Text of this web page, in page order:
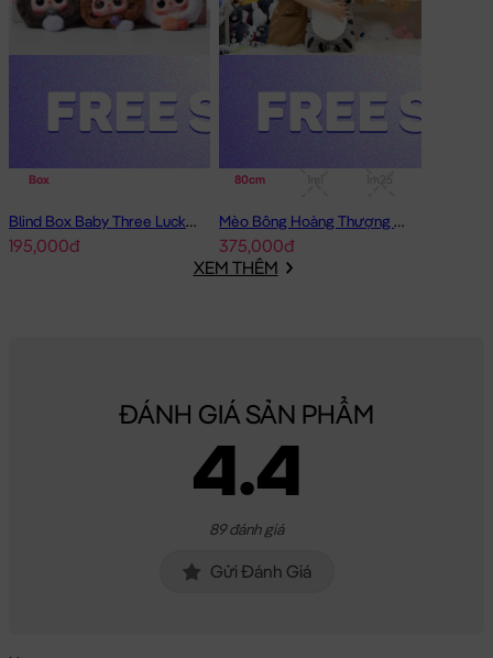
Mèo Bông Xám MIA lông mịn được thiết kế với 1 kích thước Gấu
Bông lớn nhỏ khác nhau: 60cm
Cách đo Size Gấu Bông:
Gấu Ngồi (có chân): được đo từ đầu đến mông + từ
mông đến chân (Theo chữ L)
lông cao cấp, bên trong Gấu được nhồi 100% gòn trắng đàn hồi
tinh khiết, giúp Mèo Bông Xám MIA lông mịn rất căng bông, êm
lập tức bạn sẽ được tích lũy điểm =
giá trị đơn hàng đã mua
cho lần mua kế tiếp.
Đặc biệt, với số điện thoại đã đăng ký, Gấu Bông của
bạn mua sẽ được bảo hành đường chỉ may trọn đời tại Shop.
Gấu của bạn bị bung chỉ? bạn cứ mang gấu đến cửa hàng &
Box
Blind Box Baby Three Lucky Cat Mèo Thần Tài Baby Three
195,000đ
80cm
Mèo Bông Hoàng Thượng cosplay Capybara form dài
375,000đ
XEM THÊM
ĐÁNH GIÁ SẢN PHẨM
4.4
89 đánh giá
Gửi Đánh Giá